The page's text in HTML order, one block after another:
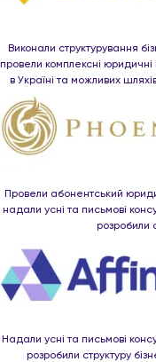
Виконали структурування
провели комплексні юридичні
в Україні та можливих
Провели абонентський
надали усні та письмові
розробили
Надали усні та письмові
розробили структуру